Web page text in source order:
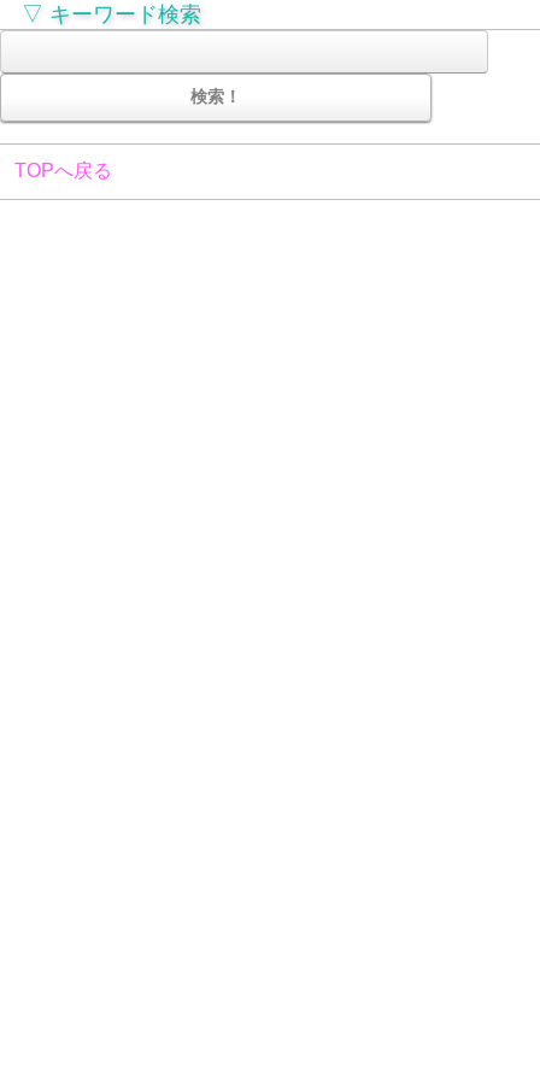
▽ キーワード検索
TOPへ戻る